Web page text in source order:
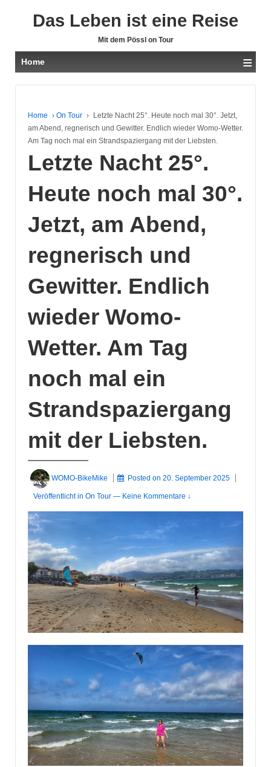
Das Leben ist eine Reise
Mit dem Pössl on Tour
Home ≡
Home › On Tour ›
Letzte Nacht 25°. Heute noch mal 30°. Jetzt,
am Abend, regnerisch und Gewitter. Endlich wieder Womo-Wetter.
Am Tag noch mal ein Strandspaziergang mit der Liebsten.
Letzte Nacht 25°.
Heute noch mal 30°.
Jetzt, am Abend,
regnerisch und
Gewitter. Endlich
wieder Womo-
Wetter. Am Tag
noch mal ein
Strandspaziergang
mit der Liebsten.
WOMO-BikeMike Posted on20. September 2025
Veröffentlicht in On Tour — Keine Kommentare ↓